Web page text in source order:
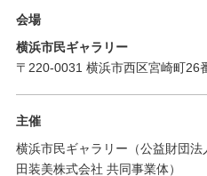
会場
横浜市民ギャラリー
〒220-0031 横浜市西区宮崎町26
主催
横浜市民ギャラリー（公益財団
田装美株式会社 共同事業体）